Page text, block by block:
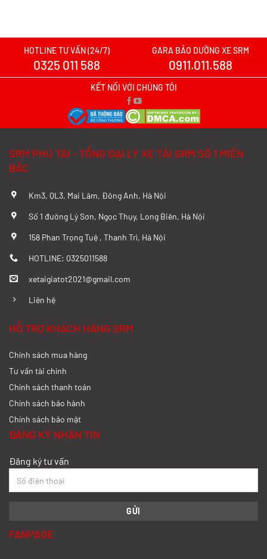
Xem chi tiết >>
Xe tải SRM T20A vs TQ Wuling N300P:
Nên xuống tiền cho mẫu xe nào?
Xem chi tiết >>
K01S Từ A–Z
So sánh chi tiết SRM T20A và Tera 100
Đánh giá chi tiết SRM T35 và Wuling
Nên chọn dòng nào?
HOTLINE TƯ VẤN (24/7)
0325 011 588
GARA BẢO DƯỠNG XE SRM
0911.011.588
KẾT NỐI VỚI CHÚNG TÔI
SRM PHÚ TÀI - TỔNG ĐẠI LÝ XE TẢI SRM SỐ 1 MIỀN
BẮC
Km3, QL3, Mai Lâm, Đông Anh, Hà Nội
Số 1 đường Lý Sơn, Ngọc Thụy, Long Biên, Hà Nội
158 Phan Trọng Tuệ , Thanh Trì, Hà Nội
HOTLINE: 0325011588
xetaigiatot2021@gmail.com
Liên hệ
HỖ TRỢ KHÁCH HÀNG SRM
Chính sách mua hàng
Tư vấn tài chính
Chính sách thanh toán
Chính sách bảo hành
Chính sách bảo mật
ĐĂNG KÝ NHẬN TIN
Đăng ký tư vấn
FANPAGE